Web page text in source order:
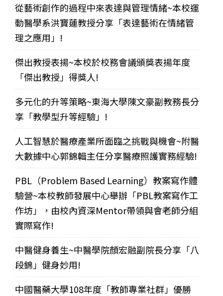
從藝術創作的過程中來表達與管理情緒~本校運
動醫學系洪寶蓮教授分享「表達藝術在情緒管
理之應用」!
傑出教授表揚~本校於校務會議頒獎表揚年度
「傑出教授」得獎人!
多元化的升等策略~東海大學陳文豪副教務長分
享「教學型升等經驗」!
人工智慧於醫療產業所面臨之挑戰與機會~附醫
大數據中心郭錦輯主任分享醫療照護實務經驗!
PBL（Problem Based Learning）教案寫作體
驗營~本校教師發展中心舉辦「PBL教案寫作工
作坊」，由校內資深Mentor帶領與會老師分組
實際寫作!
中醫健身養生~中醫學院顏宏融副院長分享「八
段錦」健身妙用!
中國醫藥大學108年度「教師專業社群」優勝